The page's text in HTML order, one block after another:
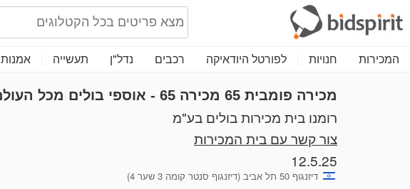
המכירות חנויות לפורטל היודאיקה רכבים נדל"ן תעשייה אמנות
מכירה פומבית 65 מכירה 65 - אוספי בולים מכל העולם כולל שטרות ומטבעות ומיסמכים.
רומנו בית מכירות בולים בע"מ
צור קשר עם בית המכירות
12.5.25
דיזנגוף 50 תל אביב (דיזנגוף סנטר קומה 3 שער 4)